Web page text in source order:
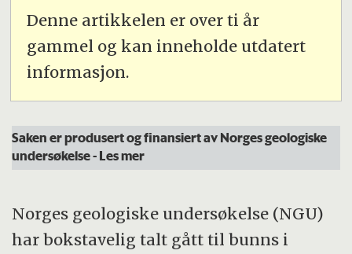
Denne artikkelen er over ti år
gammel og kan inneholde utdatert
informasjon.
Saken er produsert og finansiert av Norges geologiske
undersøkelse- Les mer
Norges geologiske undersøkelse (NGU)
har bokstavelig talt gått til bunns i